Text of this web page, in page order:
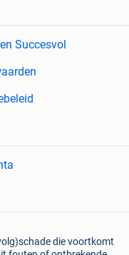
Succesvol
die voortkomt